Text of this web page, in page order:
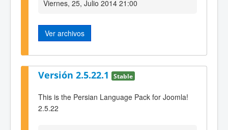
Viernes, 25, Julio 2014 21:00
Ver archivos
Versión 2.5.22.1 Stable
This is the Persian Language Pack for Joomla!
2.5.22